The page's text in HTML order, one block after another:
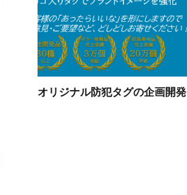
オリジナル防犯タグの企画開発